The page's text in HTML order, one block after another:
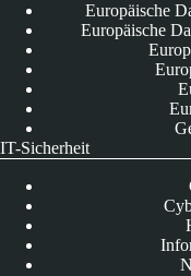
Europäische
Europäische
IT-Sicherheit